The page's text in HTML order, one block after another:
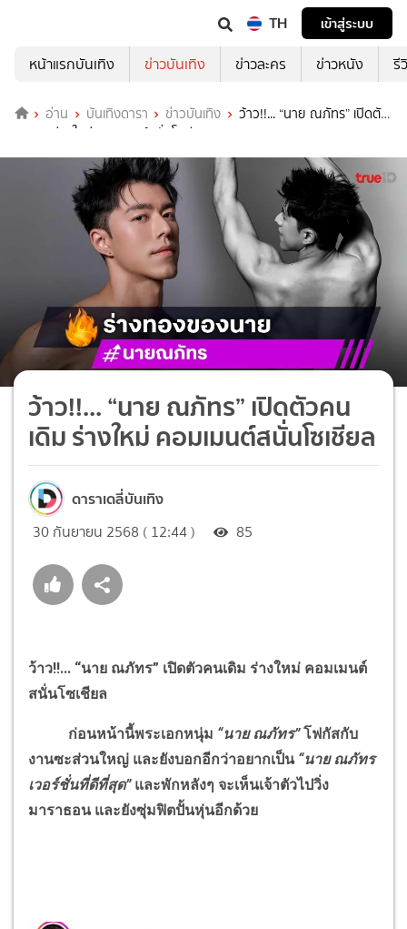
TH
เข้าสู่ระบบ
หน้าแรกบันเทิง
ข่าวบันเทิง ข่าวละคร ข่าวหนัง รี
อ่าน บันเทิงดารา ข่าวบันเทิง
ว้าว!!... “นาย ณภัทร” เปิดตัว
คนเดิม ร่างใหม่ คอมเมนต์สนั่นโซเชียล
ว้าว!!... “นาย ณภัทร” เปิดตัวคน
เดิม ร่างใหม่ คอมเมนต์สนั่นโซเชียล
ดาราเดลี่บันเทิง
30 กันยายน 2568 ( 12:44 ) 85
ว้าว!!... “นาย ณภัทร” เปิดตัวคนเดิม ร่างใหม่ คอมเมนต์
สนั่นโซเชียล
ก่อนหน้านี้พระเอกหนุ่ม “นาย ณภัทร”โฟกัสกับ
งานซะส่วนใหญ่ และยังบอกอีกว่าอยากเป็น “นาย ณภัทร
เวอร์ชั่นที่ดีที่สุด”และพักหลังๆ จะเห็นเจ้าตัวไปวิ่ง
มาราธอน และยังซุ่มฟิตปั้นหุ่นอีกด้วย